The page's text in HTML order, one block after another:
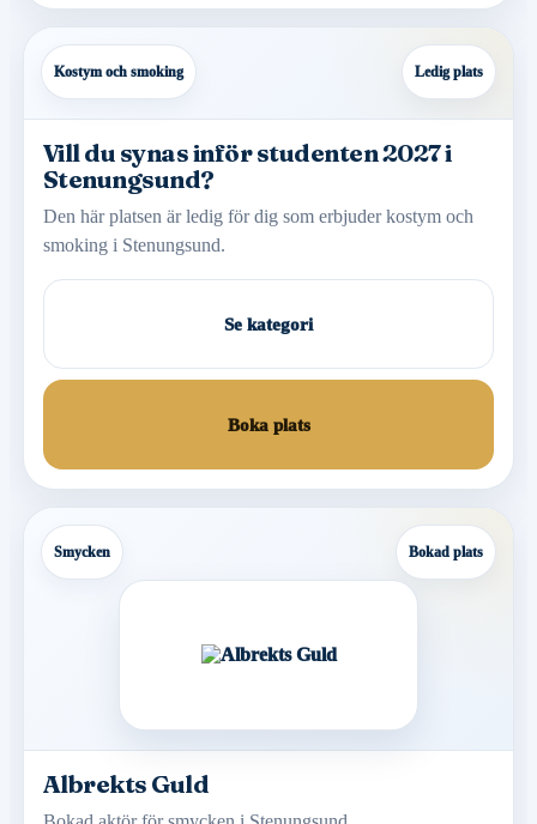
Kostym och smoking Ledig plats
Vill du synas inför studenten 2027 i
Stenungsund?
Den här platsen är ledig för dig som erbjuder kostym och
smoking i Stenungsund.
Se kategori
Boka plats
Smycken Bokad plats
Albrekts Guld